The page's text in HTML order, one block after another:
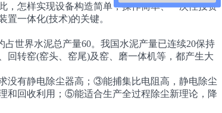
，怎样实现设备构造简单，操作简单、一次性投资
一体化(技术)的关键。
世界水泥总产量60。我国水泥产量已连续20保持
回转窑(窑头、窑尾)及窑、磨一体机等，都产生大
有静电除尘器高；③能捕集比电阻高，静电除尘
和回收利用；⑤能适合生产全过程除尘新理论，降